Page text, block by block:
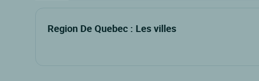
Region De Quebec : Les villes